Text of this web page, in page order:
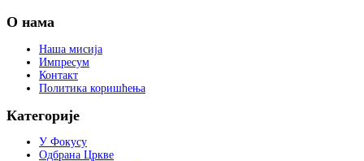
О нама
Наша мисија
Импресум
Контакт
Политика коришћења
Категорије
У Фокусу
Одбрана Цркве